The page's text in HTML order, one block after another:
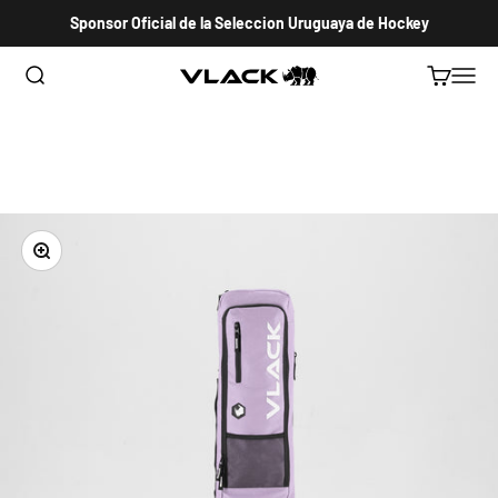
Sponsor Oficial de la Seleccion Uruguaya de Hockey
Abrir búsqueda VLACK HOCKEY URUGUAY AbrirAbrir
Zoom